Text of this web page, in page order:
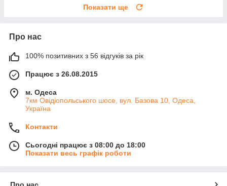
Показати ще
Про нас
100% позитивних з 56 відгуків за рік
Працює з 26.08.2015
м. Одеса
7км Овідіопольського шосе, вул. Базова 10, Одеса,
Україна
Контакти
Сьогодні працює з 08:00 до 18:00
Показати весь графік роботи